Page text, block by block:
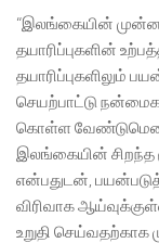
“இலங்கையின்
தயாரிப்புகளின்
தயாரிப்புகளிலும்
செயற்பாட்டு
கொள்ள வேண்டுமென
இலங்கையின் சிறந்த
என்பதுடன்,
விரிவாக
உறுதி